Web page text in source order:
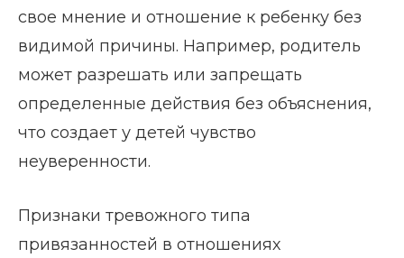
свое мнение и отношение к ребенку без
видимой причины. Например, родитель
может разрешать или запрещать
определенные действия без объяснения,
что создает у детей чувство
неуверенности.
Признаки тревожного типа
привязанностей в отношениях